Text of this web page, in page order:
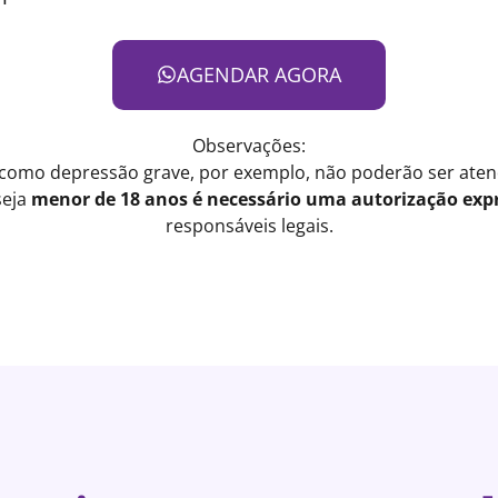
AGENDAR AGORA
Observações:
depressão grave, por exemplo, não poderão ser
menor de 18 anos é necessário uma autorização
responsáveis legais.